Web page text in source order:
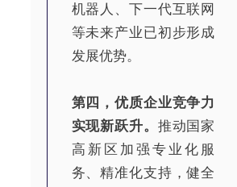
机器人、下一代互联网
等未来产业已初步形成
发展优势。
第四，优质企业竞争力
实现新跃升。 推动国家
高新区加强专业化服
务、精准化支持，健全